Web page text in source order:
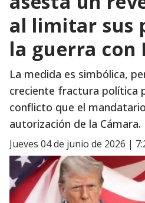
al limitar sus
la guerra con
La medida es simbólica,
creciente fractura política
conflicto que el
autorización de la Cámara.
jueves 04 de junio de 2026 |